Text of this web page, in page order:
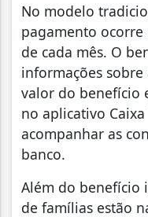
No modelo
pagamento
de cada mês. O
informações
valor do benefício
no aplicativo
acompanhar as
banco.
Além do benefício
de famílias estão